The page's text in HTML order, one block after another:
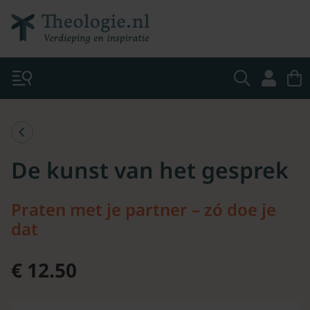
De kunst van het gesprek
Praten met je partner – zó doe je
dat
€ 12.50